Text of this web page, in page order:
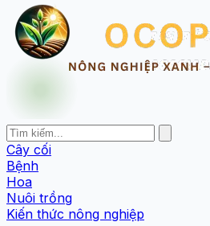
Cây cối
Bệnh
Hoa
Nuôi trồng
Kiến thức nông nghiệp